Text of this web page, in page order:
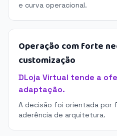
e curva operacional.
Operação com forte
customização
DLoja Virtual tende a
adaptação.
A decisão foi orientada por
aderência de arquitetura.